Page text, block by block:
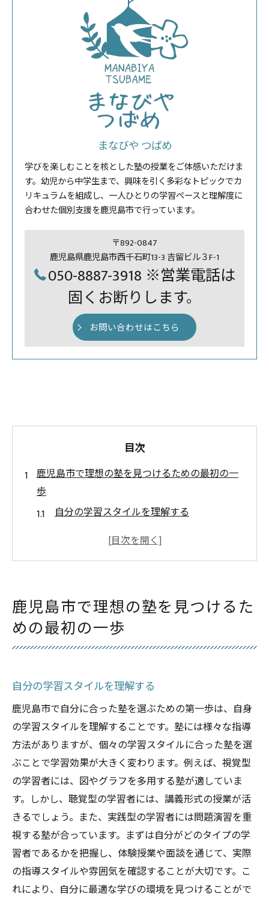
まなびや つばめ
学びを楽しむことを核とした塾の授業をご体感いただけま
す。幼児から中学生まで、興味を引く多彩なトピックでカ
リキュラムを組成し、一人ひとりの学習ペースと理解度に
合わせた個別支援を鹿児島市で行っています。
〒892-0847
鹿児島県鹿児島市西千石町13-3 吉留ビル３F-1
050-8887-3918 ※営業電話は
固くお断りします。
お問い合わせはこちら
目次
鹿児島市で理想の塾を見つけるための最初の一
歩
自分の学習スタイルを理解する
塾の種類と特徴を知る
塾の費用とコストを比較する
塾選びの基本を学ぼう鹿児島市での実践的なポ
イント
講師の質を確認する重要性
学習環境が与える影響
カリキュラムの内容をチェック
進捗管理とフィードバックの仕組み
個別指導と集団指導の違い
鹿児島市の塾選びで重視するべきポイントとは
学習成果を上げるためのサポート体制
交通アクセスの利便性
入試対策の実績を確認
独自の教育メソッドを理解する
保護者面談の頻度と内容
鹿児島市で理想の塾を見つけるた
めの最初の一歩
自分の学習スタイルを理解する
鹿児島市で自分に合った塾を選ぶための第一歩は、自身
の学習スタイルを理解することです。塾には様々な指導
方法がありますが、個々の学習スタイルに合った塾を選
ぶことで学習効果が大きく変わります。例えば、視覚型
の学習者には、図やグラフを多用する塾が適していま
す。しかし、聴覚型の学習者には、講義形式の授業が活
きるでしょう。また、実践型の学習者には問題演習を重
視する塾が合っています。まずは自分がどのタイプの学
習者であるかを把握し、体験授業や面談を通じて、実際
の指導スタイルや雰囲気を確認することが大切です。こ
れにより、自分に最適な学びの環境を見つけることがで